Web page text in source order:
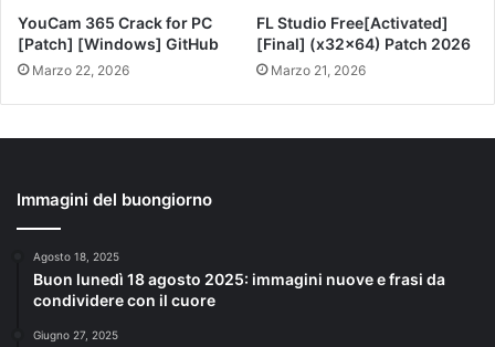
YouCam 365 Crack for PC
[Patch] [Windows] GitHub
Marzo 22, 2026
FL Studio Free[Activated]
[Final] (x32x64) Patch 2026
Marzo 21, 2026
Immagini del buongiorno
Agosto 18, 2025
Buon lunedì 18 agosto 2025: immagini nuove e frasi da
condividere con il cuore
Giugno 27, 2025